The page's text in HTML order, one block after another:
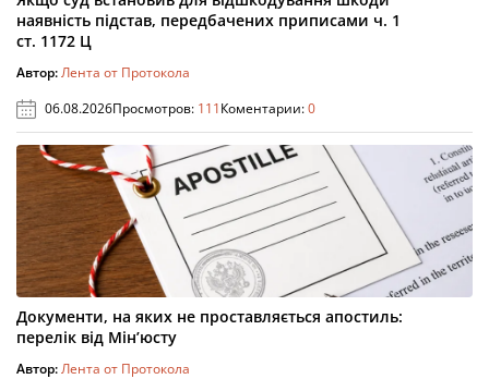
наявність підстав, передбачених приписами ч. 1
ст. 1172 Ц
Автор:Лента от Протокола
06.08.2026Просмотров: 111Коментарии:0
Документи, на яких не проставляється апостиль:
перелік від Мін’юсту
Автор:Лента от Протокола